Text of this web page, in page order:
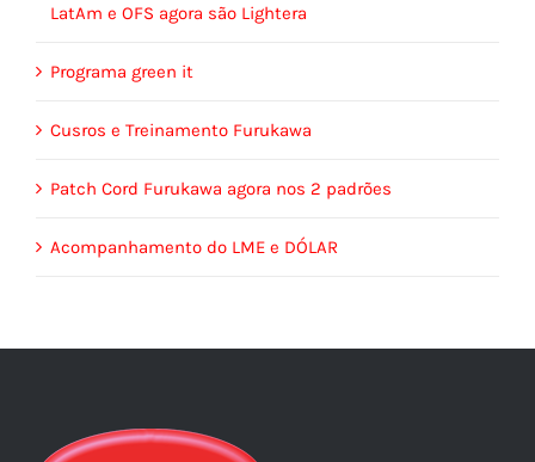
LatAm e OFS agora são Lightera
Programa green it
Cusros e Treinamento Furukawa
Patch Cord Furukawa agora nos 2 padrões
Acompanhamento do LME e DÓLAR